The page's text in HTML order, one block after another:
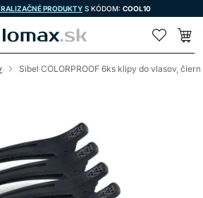
PRODUKTY S KÓDOM: COOL10
Sibel COLORPROOF 6ks klipy do vlasov,